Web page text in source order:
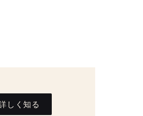
しく知る